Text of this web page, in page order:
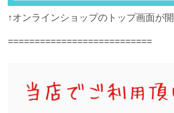
↑オンラインショップのトップ画面が開
===========================